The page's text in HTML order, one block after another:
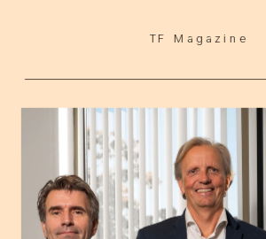
TF Magazine